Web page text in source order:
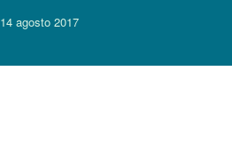
14 agosto 2017